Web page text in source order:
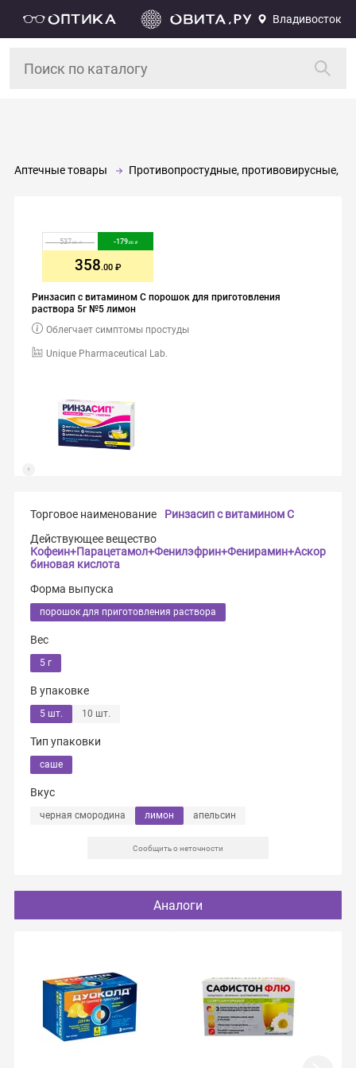
Владивосток
Аптечные товары Противопростудные, противовирусные,
Ринзасип с витамином С порошок для приготовления
раствора 5г №5 лимон
Unique Pharmaceutical Lab.
Облегчает симптомы простуды
537.00 -179.00
358.00
Торговое наименование
Ринзасип с витамином С
Действующее вещество
Кофеин+Парацетамол+Фенилэфрин+Фенирамин+Аскор
биновая кислота
Форма выпуска
порошок для приготовления раствора
Вес
5 г
В упаковке
5 шт. 10 шт.
Тип упаковки
саше
Вкус
черная смородина лимон апельсин
Сообщить о неточности
Аналоги